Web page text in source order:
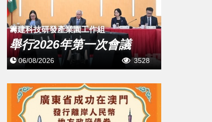
籌建科技研發產業園工作組
舉行2026年第一次會議
06/08/2026 3528